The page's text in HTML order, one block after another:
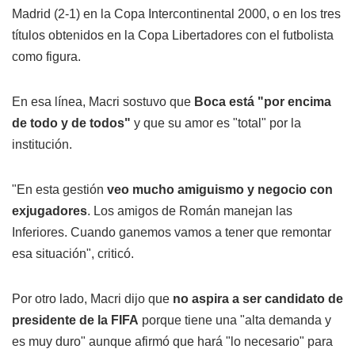
Madrid (2-1) en la Copa Intercontinental 2000, o en los tres
títulos obtenidos en la Copa Libertadores con el futbolista
como figura.
En esa línea, Macri sostuvo que Boca está "por encima
de todo y de todos" y que su amor es "total" por la
institución.
"En esta gestión veo mucho amiguismo y negocio con
exjugadores. Los amigos de Román manejan las
Inferiores. Cuando ganemos vamos a tener que remontar
esa situación", criticó.
Por otro lado, Macri dijo que no aspira a ser candidato de
presidente de la FIFA porque tiene una "alta demanda y
es muy duro" aunque afirmó que hará "lo necesario" para